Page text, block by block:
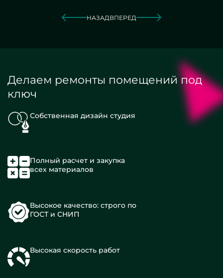
НАЗАД ВПЕРЕД
Делаем ремонты помещений под
ключ
Собственная дизайн студия
Полный расчет и закупка
всех материалов
Высокое качество: строго по
ГОСТ и СНИП
Высокая скорость работ